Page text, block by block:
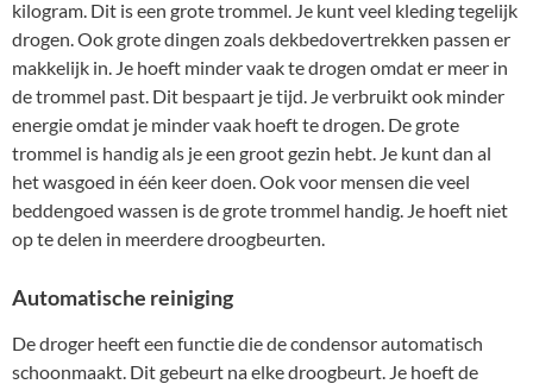
kilogram. Dit is een grote trommel. Je kunt veel kleding tegelijk
drogen. Ook grote dingen zoals dekbedovertrekken passen er
makkelijk in. Je hoeft minder vaak te drogen omdat er meer in
de trommel past. Dit bespaart je tijd. Je verbruikt ook minder
energie omdat je minder vaak hoeft te drogen. De grote
trommel is handig als je een groot gezin hebt. Je kunt dan al
het wasgoed in één keer doen. Ook voor mensen die veel
beddengoed wassen is de grote trommel handig. Je hoeft niet
op te delen in meerdere droogbeurten.
Automatische reiniging
De droger heeft een functie die de condensor automatisch
schoonmaakt. Dit gebeurt na elke droogbeurt. Je hoeft de